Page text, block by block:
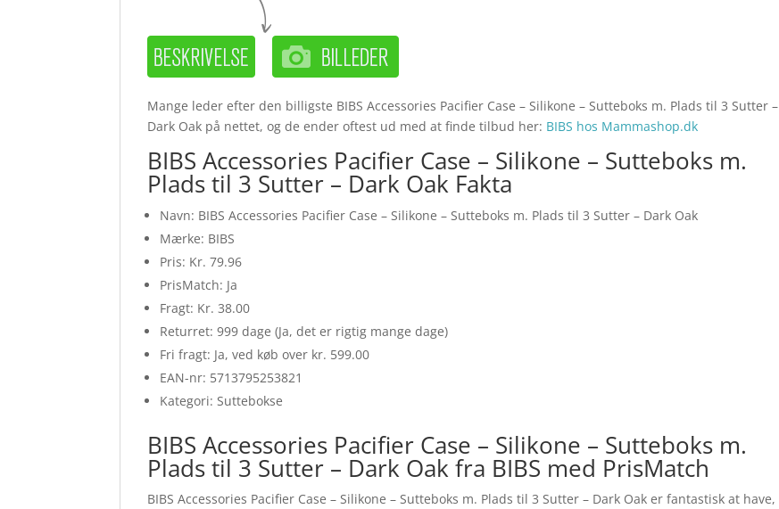
Mange leder efter den billigste BIBS Accessories Pacifier Case – Silikone – Sutteboks m. Plads til 3 Sutter –
Dark Oak på nettet, og de ender oftest ud med at finde tilbud her: BIBS hos Mammashop.dk
BIBS Accessories Pacifier Case – Silikone – Sutteboks m.
Plads til 3 Sutter – Dark Oak Fakta
Navn: BIBS Accessories Pacifier Case – Silikone – Sutteboks m. Plads til 3 Sutter – Dark Oak
Mærke: BIBS
Pris: Kr. 79.96
PrisMatch: Ja
Fragt: Kr. 38.00
Returret: 999 dage (Ja, det er rigtig mange dage)
Fri fragt: Ja, ved køb over kr. 599.00
EAN-nr: 5713795253821
Kategori: Suttebokse
BIBS Accessories Pacifier Case – Silikone – Sutteboks m.
Plads til 3 Sutter – Dark Oak fra BIBS med PrisMatch
BIBS Accessories Pacifier Case – Silikone – Sutteboks m. Plads til 3 Sutter – Dark Oak er fantastisk at have,